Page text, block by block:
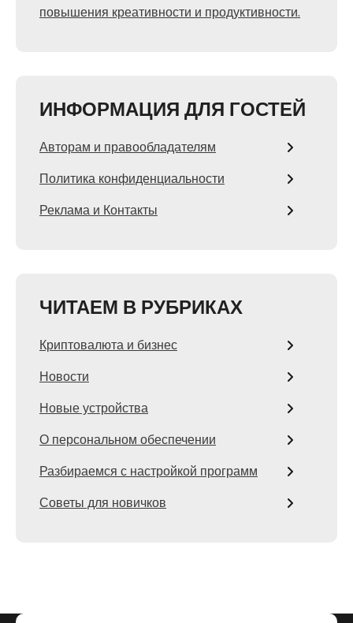
повышения креативности и продуктивности.
ИНФОРМАЦИЯ ДЛЯ ГОСТЕЙ
Авторам и правообладателям
Политика конфиденциальности
Реклама и Контакты
ЧИТАЕМ В РУБРИКАХ
Криптовалюта и бизнес
Новости
Новые устройства
О персональном обеспечении
Разбираемся с настройкой программ
Советы для новичков